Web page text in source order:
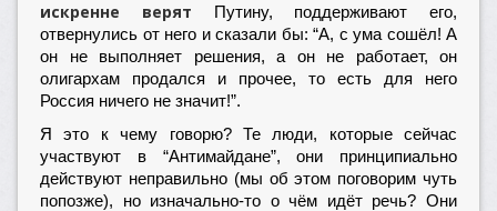
искренне верят Путину, поддерживают его,
отвернулись от него и сказали бы: “А, с ума сошёл! А
он не выполняет решения, а он не работает, он
олигархам продался и прочее, то есть для него
Россия ничего не значит!”.
Я это к чему говорю? Те люди, которые сейчас
участвуют в “Антимайдане”, они принципиально
действуют неправильно (мы об этом поговорим чуть
попозже), но изначально-то о чём идёт речь? Они